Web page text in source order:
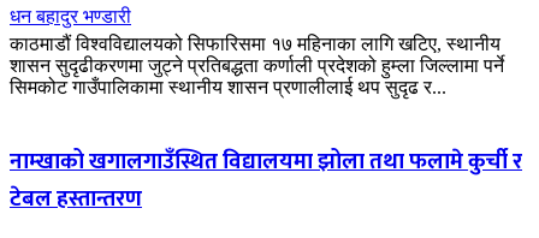
धन बहादुर भण्डारी
काठमाडौं विश्वविद्यालयको सिफारिसमा १७ महिनाका लागि खटिए, स्थानीय
शासन सुदृढीकरणमा जुट्ने प्रतिबद्धता कर्णाली प्रदेशको हुम्ला जिल्लामा पर्ने
सिमकोट गाउँपालिकामा स्थानीय शासन प्रणालीलाई थप सुदृढ र...
नाम्खाको खगालगाउँस्थित विद्यालयमा झोला तथा फलामे कुर्ची र
टेबल हस्तान्तरण